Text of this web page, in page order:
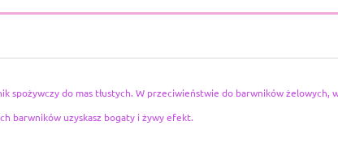
spożywczy do mas tłustych. W przeciwieństwie do barwników żelowych,
barwników uzyskasz bogaty i żywy efekt.